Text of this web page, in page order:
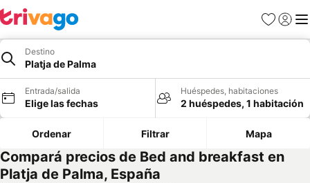
Favoritos
Iniciar
Destino
Platja de Palma
Entrada/salida
Elige las fechas
Huéspedes, habitaciones
2 huéspedes, 1 habitación
Ordenar Filtrar Mapa
Compará precios de Bed and breakfast en
Platja de Palma, España